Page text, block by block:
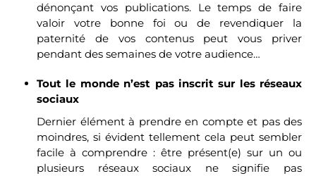
dénonçant vos publications. Le temps de faire
valoir votre bonne foi ou de revendiquer la
paternité de vos contenus peut vous priver
pendant des semaines de votre audience…
Tout le monde n’est pas inscrit sur les réseaux
sociaux
Dernier élément à prendre en compte et pas des
moindres, si évident tellement cela peut sembler
facile à comprendre : être présent(e) sur un ou
plusieurs réseaux sociaux ne signifie pas